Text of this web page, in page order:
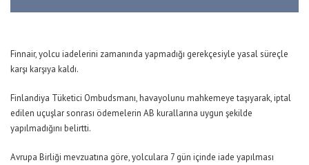
Finnair, yolcu iadelerini zamanında yapmadığı gerekçesiyle yasal süreçle
karşı karşıya kaldı.
Finlandiya Tüketici Ombudsmanı, havayolunu mahkemeye taşıyarak, iptal
edilen uçuşlar sonrası ödemelerin AB kurallarına uygun şekilde
yapılmadığını belirtti.
Avrupa Birliği mevzuatına göre, yolculara 7 gün içinde iade yapılması